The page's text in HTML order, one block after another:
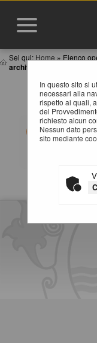
Sei qui: Home » Elenco
archiviati
In questo sito si
necessari alla
rispetto ai quali,
del
richiesto alcun
Nessun dato
sito mediante
BANDI E
ELENCHI
Elenco dei
operatori.
La